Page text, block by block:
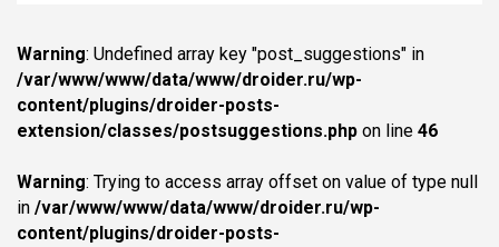
Warning: Undefined array key "post_suggestions" in
/var/www/www/data/www/droider.ru/wp-
content/plugins/droider-posts-
extension/classes/postsuggestions.php on line 46
Warning: Trying to access array offset on value of type null
in /var/www/www/data/www/droider.ru/wp-
content/plugins/droider-posts-